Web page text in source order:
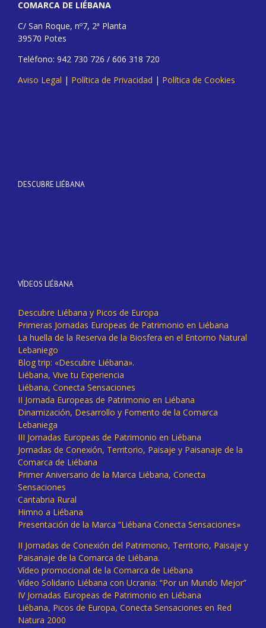
COMARCA DE LIÉBANA
C/ San Roque, nº7, 2ª Planta
39570 Potes
Teléfono: 942 730 726 / 606 318 720
Aviso Legal | Política de Privacidad | Política de Cookies
DESCUBRE LIÉBANA
VÍDEOS LIÉBANA
Descubre Liébana y Picos de Europa
Primeras Jornadas Europeas de Patrimonio en Liébana
La huella de la Reserva de la Biosfera en el Entorno Natural
Lebaniego
Blog trip: «Descubre Liébana».
Liébana, Vive tu Experiencia
Liébana, Conecta Sensaciones
II Jornada Europeas de Patrimonio en Liébana
Dinamización, Desarrollo y Fomento de la Comarca
Lebaniega
III Jornadas Europeas de Patrimonio en Liébana
Jornadas de Conexión, Territorio, Paisaje y Paisanaje de la
Comarca de Liébana
Primer Aniversario de la Marca Liébana, Conecta
Sensaciones
Cantabria Rural
Himno a Liébana
Presentación de la Marca “Liébana Conecta Sensaciones»
II Jornadas de Conexión del Patrimonio, Territorio, Paisaje y
Paisanaje de la Comarca de Liébana.
Vídeo promocional de la Comarca de Liébana
Vídeo Solidario Liébana con Ucrania: “Por un Mundo Mejor”
IV Jornadas Europeas de Patrimonio en Liébana
Liébana, Picos de Europa, Conecta Sensaciones en Red
Natura 2000